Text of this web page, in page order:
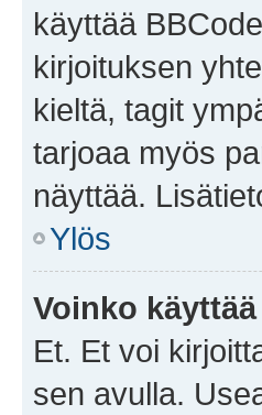
käyttää
kirjoituksen
kieltä, tagit
tarjoaa myös
näyttää.
Ylös
Voinko
Et. Et voi
sen avulla.